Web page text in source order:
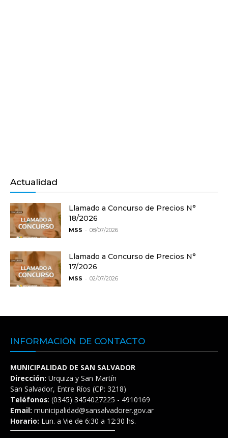
Actualidad
Llamado a Concurso de Precios N°
18/2026
MSS - 08/07/2026
Llamado a Concurso de Precios N°
17/2026
MSS - 02/07/2026
INFORMACIÓN DE CONTACTO
MUNICIPALIDAD DE SAN SALVADOR
Dirección: Urquiza y San Martín
San Salvador, Entre Ríos (CP: 3218)
Teléfonos: (0345) 3454027225 - 4910169
Email: municipalidad@sansalvadorer.gov.ar
Horario: Lun. a Vie de 6:30 a 12:30 hs.